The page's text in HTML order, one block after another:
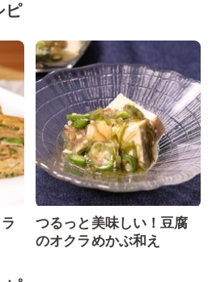
ピ
つるっと美味しい！豆腐
のオクラめかぶ和え